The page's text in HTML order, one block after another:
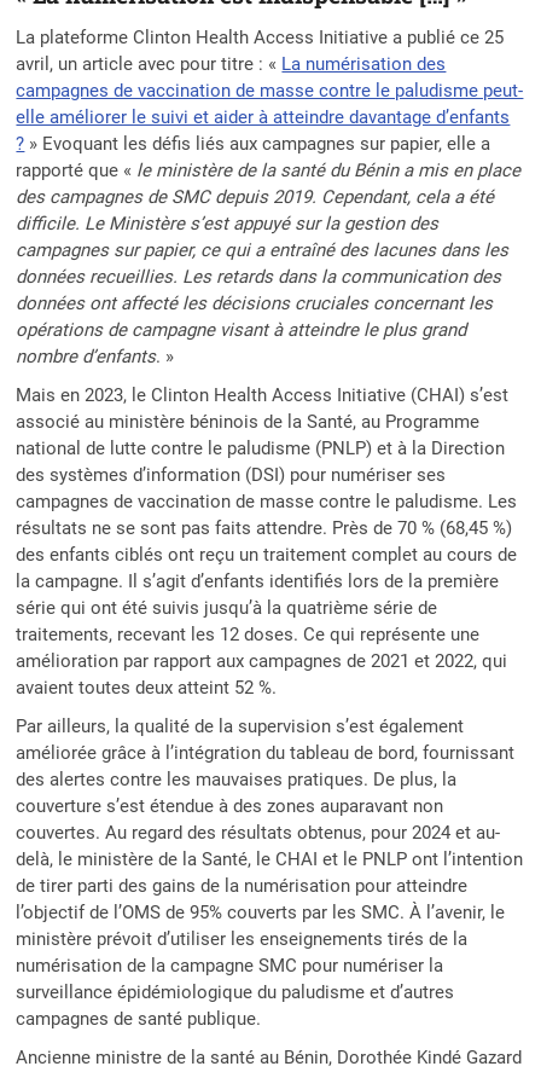
La plateforme Clinton Health Access Initiative a publié ce 25
avril, un article avec pour titre : « La numérisation des
campagnes de vaccination de masse contre le paludisme peut-
elle améliorer le suivi et aider à atteindre davantage d’enfants
? » Evoquant les défis liés aux campagnes sur papier, elle a
rapporté que « le ministère de la santé du Bénin a mis en place
des campagnes de SMC depuis 2019. Cependant, cela a été
difficile. Le Ministère s’est appuyé sur la gestion des
campagnes sur papier, ce qui a entraîné des lacunes dans les
données recueillies. Les retards dans la communication des
données ont affecté les décisions cruciales concernant les
opérations de campagne visant à atteindre le plus grand
nombre d’enfants. »
Mais en 2023, le Clinton Health Access Initiative (CHAI) s’est
associé au ministère béninois de la Santé, au Programme
national de lutte contre le paludisme (PNLP) et à la Direction
des systèmes d’information (DSI) pour numériser ses
campagnes de vaccination de masse contre le paludisme. Les
résultats ne se sont pas faits attendre. Près de 70 % (68,45 %)
des enfants ciblés ont reçu un traitement complet au cours de
la campagne. Il s’agit d’enfants identifiés lors de la première
série qui ont été suivis jusqu’à la quatrième série de
traitements, recevant les 12 doses. Ce qui représente une
amélioration par rapport aux campagnes de 2021 et 2022, qui
avaient toutes deux atteint 52 %.
Par ailleurs, la qualité de la supervision s’est également
améliorée grâce à l’intégration du tableau de bord, fournissant
des alertes contre les mauvaises pratiques. De plus, la
couverture s’est étendue à des zones auparavant non
couvertes. Au regard des résultats obtenus, pour 2024 et au-
delà, le ministère de la Santé, le CHAI et le PNLP ont l’intention
de tirer parti des gains de la numérisation pour atteindre
l’objectif de l’OMS de 95% couverts par les SMC. À l’avenir, le
ministère prévoit d’utiliser les enseignements tirés de la
numérisation de la campagne SMC pour numériser la
surveillance épidémiologique du paludisme et d’autres
campagnes de santé publique.
Ancienne ministre de la santé au Bénin, Dorothée Kindé Gazard